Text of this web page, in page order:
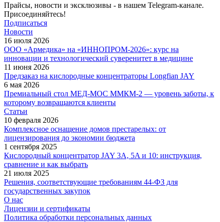
Прайсы, новости и эксклюзивы - в нашем Telegram-канале.
Присоединяйтесь!
Подписаться
Новости
16 июля 2026
ООО «Армедика» на «ИННОПРОМ-2026»: курс на
инновации и технологический суверенитет в медицине
11 июня 2026
Предзаказ на кислородные концентраторы Longfian JAY
6 мая 2026
Премиальный стол МЕД-МОС ММКМ-2 — уровень заботы, к
которому возвращаются клиенты
Статьи
10 февраля 2026
Комплексное оснащение домов престарелых: от
лицензирования до экономии бюджета
1 сентября 2025
Кислородный концентратор JAY 3A, 5A и 10: инструкция,
сравнение и как выбрать
21 июля 2025
Решения, соответствующие требованиям 44-ФЗ для
государственных закупок
О нас
Лицензии и сертификаты
Политика обработки персональных данных